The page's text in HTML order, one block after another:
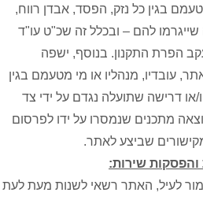
בגין כל נזק, הפסד, אבדן רווח,
להם – ובכלל זה שכ"ט עו"ד
הפרת התקנון. בנוסף, ישפה
עובדיו, מנהליו או מי מטעמם בגין
או דרישה שתועלה נגדם על ידי צד
מתכנים שנמסרו על ידו לפרסום
שביצע לאתר.
והפסקות שירות:
לעיל, האתר רשאי לשנות מעת לעת